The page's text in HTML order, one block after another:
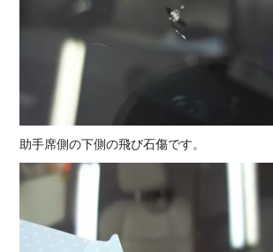
助手席側の下側の飛び石傷です。